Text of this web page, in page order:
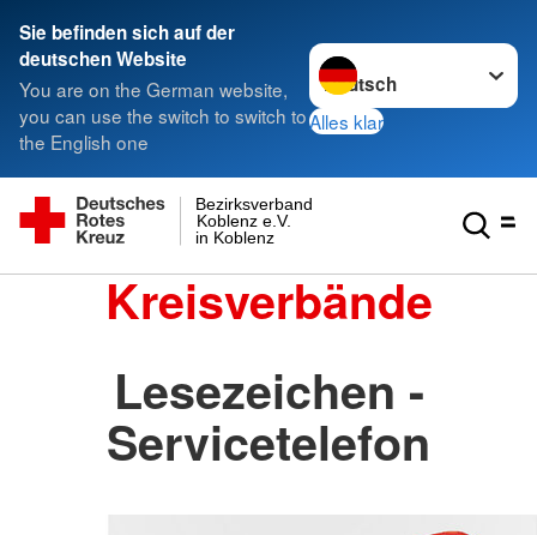
Sie befinden sich auf der
deutschen Website
You are on the German website,
you can use the switch to switch to
the English one
Sprache wechseln zu
Alles klar
in Koblenz
Koblenz e.V.
Bezirksverband
Kreisverbände
Lesezeichen -
Servicetelefon